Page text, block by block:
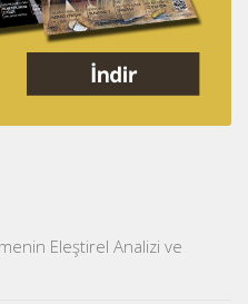
Eleştirel Analizi ve